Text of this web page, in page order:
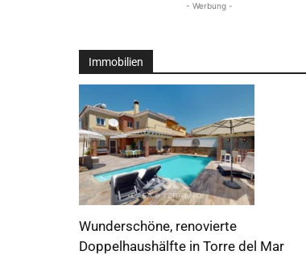
- Werbung -
Immobilien
Wunderschöne, renovierte
Doppelhaushälfte in Torre del Mar